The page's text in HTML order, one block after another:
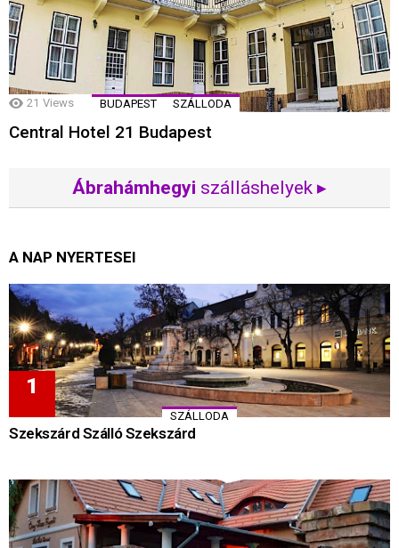
21 Views BUDAPEST SZÁLLODA
Central Hotel 21 Budapest
Ábrahámhegyi szálláshelyek ▸
A NAP NYERTESEI
SZÁLLODA
Szekszárd Szálló Szekszárd